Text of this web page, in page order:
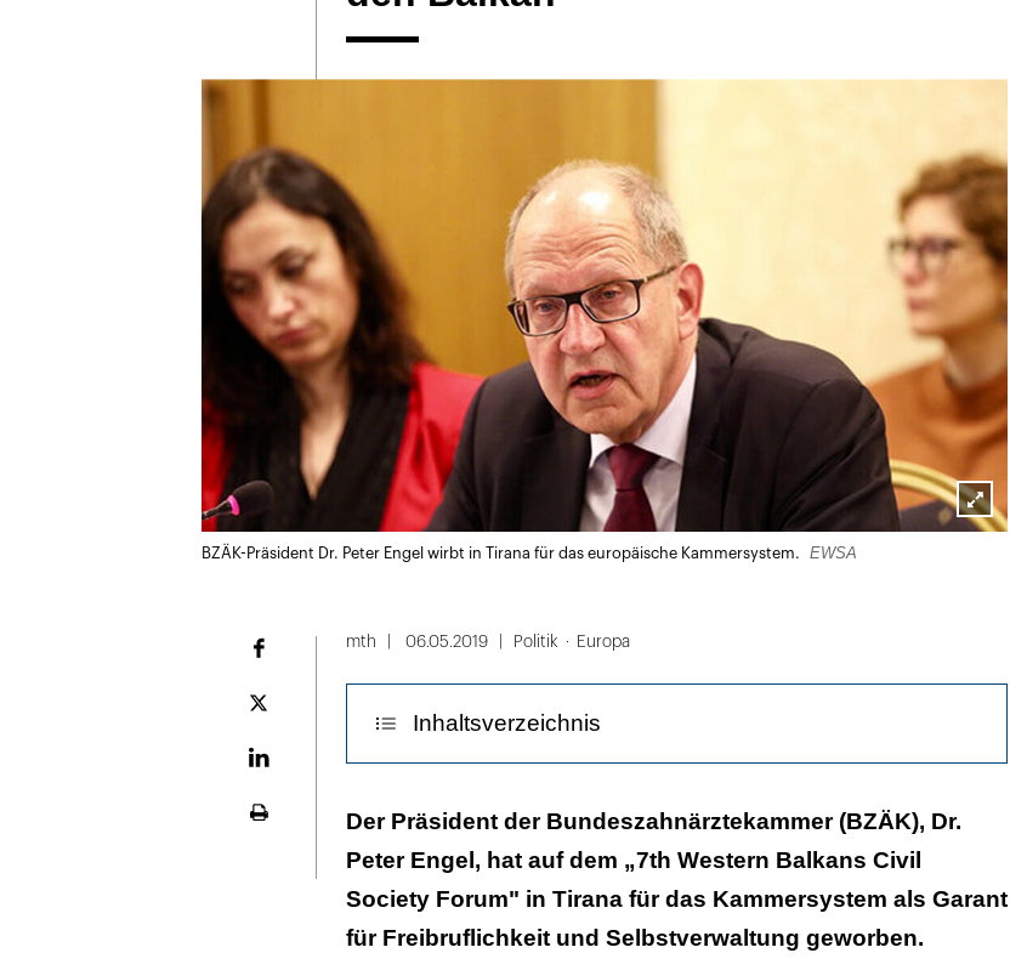
BZÄK-Präsident Dr. Peter Engel wirbt in Tirana für das europäische Kammersystem. EWSA
Plattform
mth 06.05.2019 Politik Europa
Inhaltsverzeichnis
Die BZÄK vertritt die Freiberuflichkeit auf nationaler und
Der Präsident der Bundeszahnärztekammer (BZÄK), Dr.
Peter Engel, hat auf dem „7th Western Balkans Civil
Society Forum" in Tirana für das Kammersystem als Garant
für Freibruflichkeit und Selbstverwaltung geworben.